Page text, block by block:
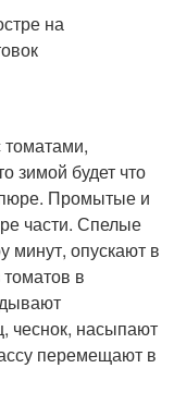
зимой будет что
Промытые и
части. Спелые
минут, опускают в
в
чеснок, насыпают
перемещают в